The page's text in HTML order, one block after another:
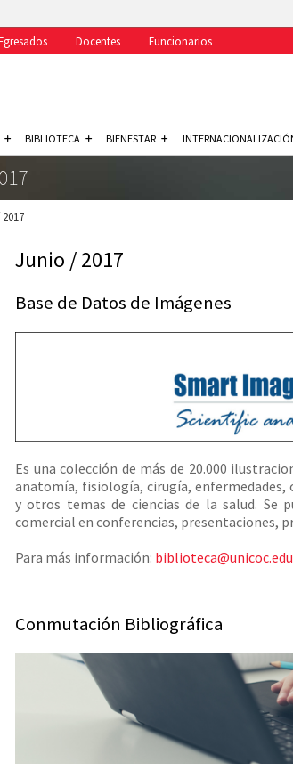
Docentes Funcionarios
BIBLIOTECA BIENESTAR
Junio / 2017
Base de Datos de Imágenes
Es una colección de más de 20.000
anatomía, fisiología, cirugía,
y otros temas de ciencias de la salud. Se
comercial en conferencias, presentaciones,
Para más información:
Conmutación Bibliográfica